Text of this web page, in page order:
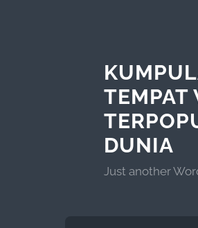
TEMPAT
DUNIA
Just another